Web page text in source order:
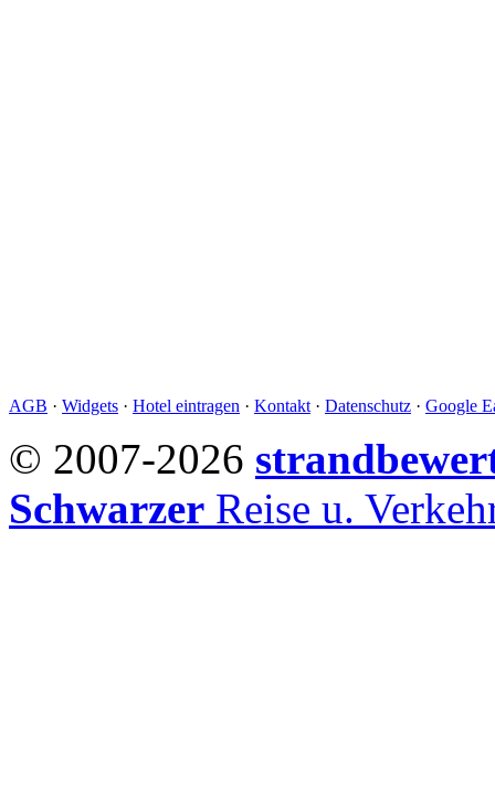
AGB · Widgets · Hotel eintragen · Kontakt · Datenschutz · Google
© 2007-2026
Schwarzer Reise u.